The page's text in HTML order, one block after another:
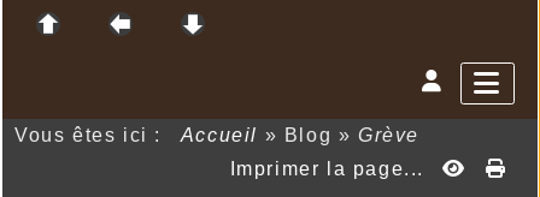
Vous êtes ici : Accueil » Blog »Grève
Imprimer la page...